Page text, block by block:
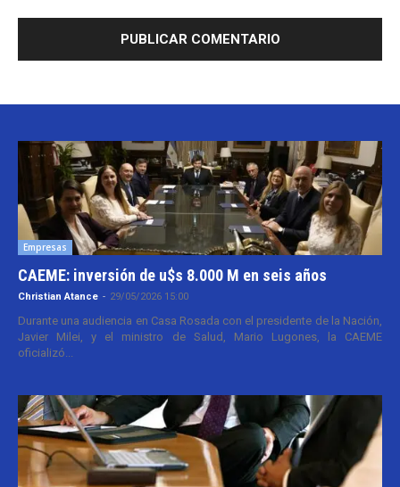
Empresas
CAEME: inversión de u$s 8.000 M en seis años
Christian Atance - 29/05/2026 15:00
Durante una audiencia en Casa Rosada con el presidente de la Nación,
Javier Milei, y el ministro de Salud, Mario Lugones, la CAEME
oficializó...